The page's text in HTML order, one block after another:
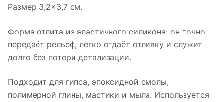
Размер 3,2×3,7 см.
Форма отлита из эластичного силикона: он точно
передаёт рельеф, легко отдаёт отливку и служит
долго без потери детализации.
Подходит для гипса, эпоксидной смолы,
полимерной глины, мастики и мыла. Используется